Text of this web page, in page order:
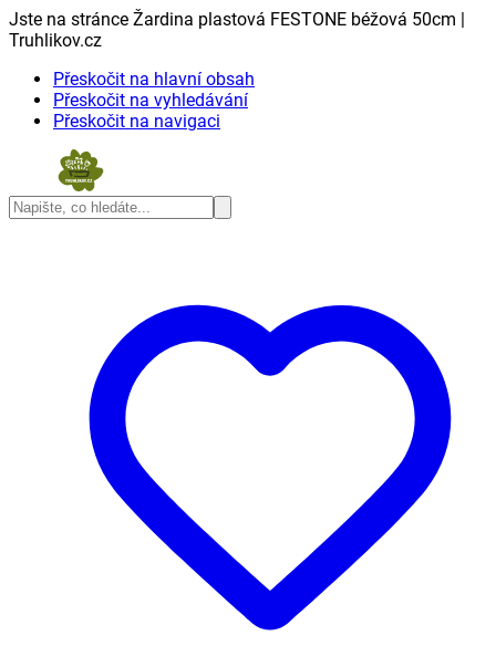
Jste na stránce Žardina plastová FESTONE béžová 50cm |
Truhlikov.cz
Přeskočit na hlavní obsah
Přeskočit na vyhledávání
Přeskočit na navigaci